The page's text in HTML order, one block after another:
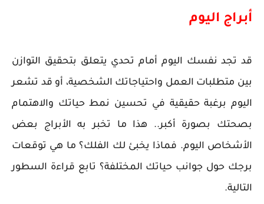
أبراج اليوم
قد تجد نفسك اليوم أمام تحدي يتعلق بتحقيق التوازن
بين متطلبات العمل واحتياجاتك الشخصية، أو قد تشعر
اليوم برغبة حقيقية في تحسين نمط حياتك والاهتمام
بصحتك بصورة أكبر.. هذا ما تخبر به الأبراج بعض
الأشخاص اليوم. فماذا يخبئ لك الفلك؟ ما هي توقعات
برجك حول جوانب حياتك المختلفة؟ تابع قراءة السطور
التالية.